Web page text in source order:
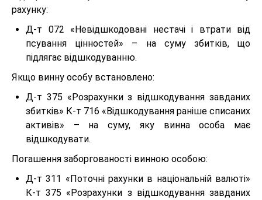
рахунку:
Д-т 072 «Невідшкодовані нестачі і втрати від
псування цінностей» – на суму збитків, що
підлягає відшкодуванню.
Якщо винну особу встановлено:
Д-т 375 «Розрахунки з відшкодування завданих
збитків» К-т 716 «Відшкодування раніше списаних
активів» – на суму, яку винна особа має
відшкодувати.
Погашення заборгованості винною особою:
Д-т 311 «Поточні рахунки в національній валюті»
К-т 375 «Розрахунки з відшкодування завданих